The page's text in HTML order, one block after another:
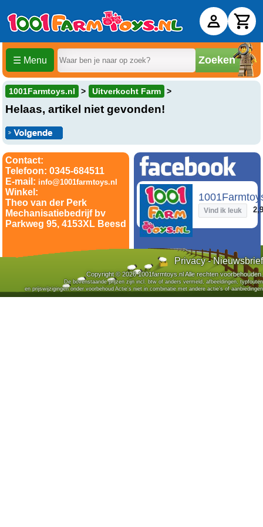
☰ Menu Zoeken
1001Farmtoys.nl Uitverkocht Farm
Helaas, artikel niet gevonden!
Contact:
Telefoon: 0345-684511
E-mail: info@1001farmtoys.nl
Winkel:
Theo van der Perk
Mechanisatiebedrijf bv
Parkweg 95, 4153XL Beesd
Vind ik leuk
Privacy-Nieuwsbrief
Copyright © 2026 1001farmtoys.nl Alle rechten voorbehouden.
De bovenstaande prijzen zijn incl. btw of anders vermeld, afbeeldingen, typfouten
en prijswijzigingen onder voorbehoud Actie's niet in combinatie met andere actie's of aanbiedingen